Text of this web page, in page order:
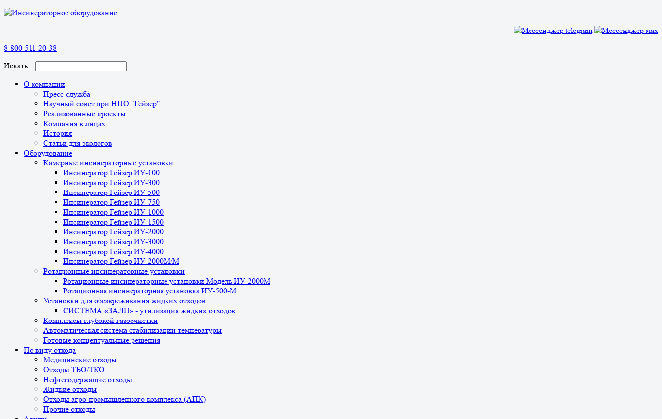
8-800-511-20-38
Искать...
О компании
Пресс-служба
Научный совет при НПО "Гейзер"
Реализованные проекты
Компания в лицах
История
Статьи для экологов
Оборудование
Камерные инсинераторные установки
Инсинератор Гейзер ИУ-100
Инсинератор Гейзер ИУ-300
Инсинератор Гейзер ИУ-500
Инсинератор Гейзер ИУ-750
Инсинератор Гейзер ИУ-1000
Инсинератор Гейзер ИУ-1500
Инсинератор Гейзер ИУ-2000
Инсинератор Гейзер ИУ-3000
Инсинератор Гейзер ИУ-4000
Инсинератор Гейзер ИУ-2000М/М
Ротационные инсинераторные установки
Ротационные инсинераторные установки Модель ИУ-2000М
Ротационная инсинераторная установка ИУ-500-М
Установки для обезвреживания жидких отходов
СИСТЕМА «ЗАЛП» - утилизация жидких отходов
Комплексы глубокой газоочистки
Автоматическая система стабилизации температуры
Готовые концептуальные решения
По виду отхода
Медицинские отходы
Отходы ТБО/ТКО
Нефтесодержащие отходы
Жидкие отходы
Отходы агро-промышленного комплекса (АПК)
Прочие отходы